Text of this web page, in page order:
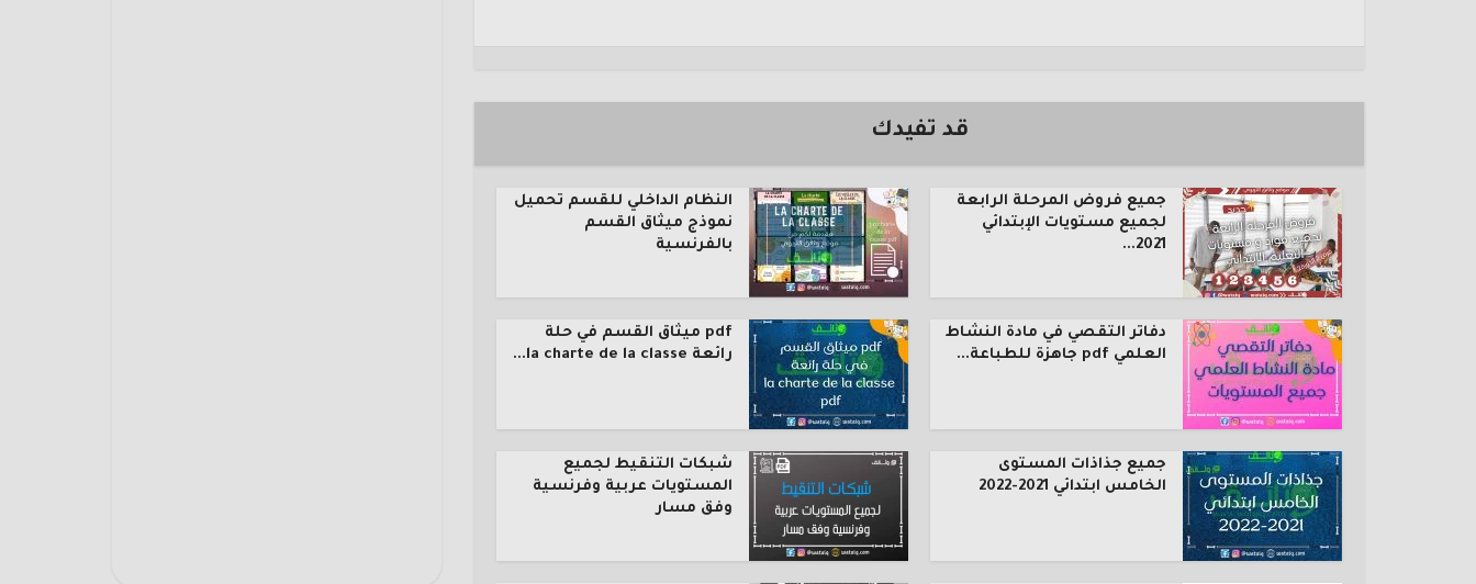
قد تفيدك
جميع فروض المرحلة الرابعة
لجميع مستويات الإبتدائي
2021...
النظام الداخلي للقسم تحميل
نموذج ميثاق القسم
بالفرنسية
دفاتر التقصي في مادة النشاط
العلمي pdf جاهزة للطباعة...
pdf ميثاق القسم في حلة
رائعة la charte de la classe...
جميع جذاذات المستوى
الخامس ابتدائي 2021-2022
شبكات التنقيط لجميع
المستويات عربية وفرنسية
وفق مسار